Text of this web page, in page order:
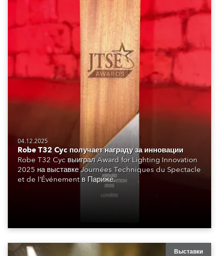
04.12.2025
Robe T32 Cyc получает награду за инновации
Robe T32 Cyc выиграл Award for Lighting Innovation
2025 на выставке Journées Techniques du Spectacle
et de l’Événement в Париже.
Выставки